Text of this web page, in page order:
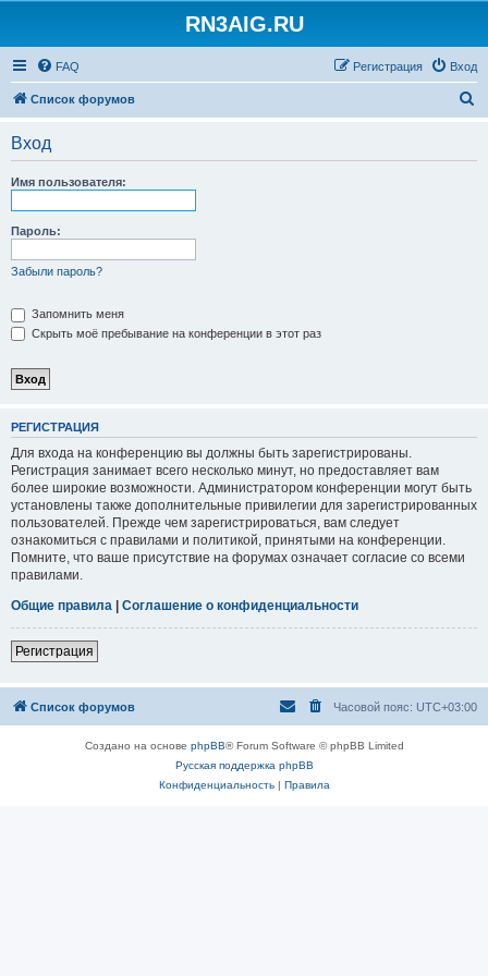
RN3AIG.RU
FAQ Вход
Регистрация
Список форумов
Вход
Имя пользователя:
Пароль:
Забыли пароль?
Запомнить меня
Скрыть моё пребывание на конференции в этот раз
РЕГИСТРАЦИЯ
Для входа на конференцию вы должны быть зарегистрированы.
Регистрация занимает всего несколько минут, но предоставляет вам
более широкие возможности. Администратором конференции могут быть
установлены также дополнительные привилегии для зарегистрированных
пользователей. Прежде чем зарегистрироваться, вам следует
ознакомиться с правилами и политикой, принятыми на конференции.
Помните, что ваше присутствие на форумах означает согласие со всеми
правилами.
Общие правила | Соглашение о конфиденциальности
Регистрация
Список форумов Часовой пояс: UTC+03:00
Создано на основе phpBB® Forum Software © phpBB Limited
Русская поддержка phpBB
Конфиденциальность| Правила